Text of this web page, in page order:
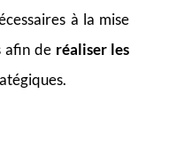
à la mise
afin de réaliser les